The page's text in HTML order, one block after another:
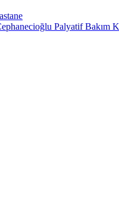
Palyatif Bakım